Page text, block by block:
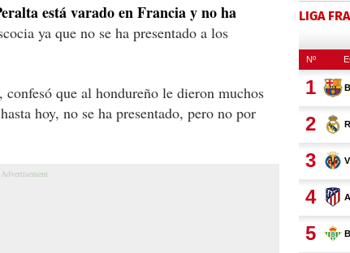
está varado en Francia y no ha
ya que no se ha presentado a los
que al hondureño le dieron muchos
hoy, no se ha presentado, pero no por
LIGA